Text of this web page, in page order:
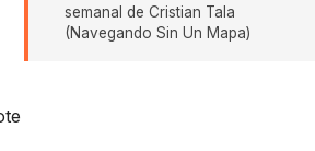
semanal de Cristian Tala
(Navegando Sin Un Mapa)